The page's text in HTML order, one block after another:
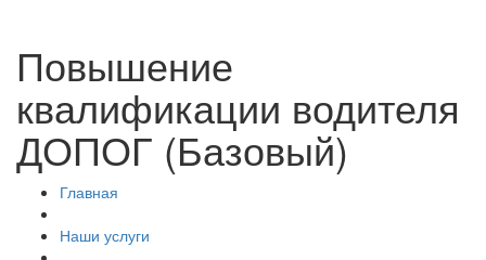
Повышение
квалификации водителя
ДОПОГ (Базовый)
Главная
Наши услуги